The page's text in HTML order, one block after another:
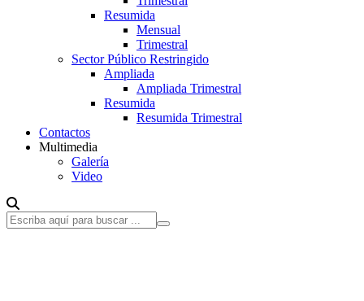
Resumida
Mensual
Trimestral
Sector Público Restringido
Ampliada
Ampliada Trimestral
Resumida
Resumida Trimestral
Contactos
Multimedia
Galería
Video